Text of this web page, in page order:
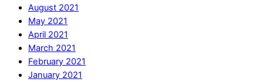
August 2021
May 2021
April 2021
March 2021
February 2021
January 2021